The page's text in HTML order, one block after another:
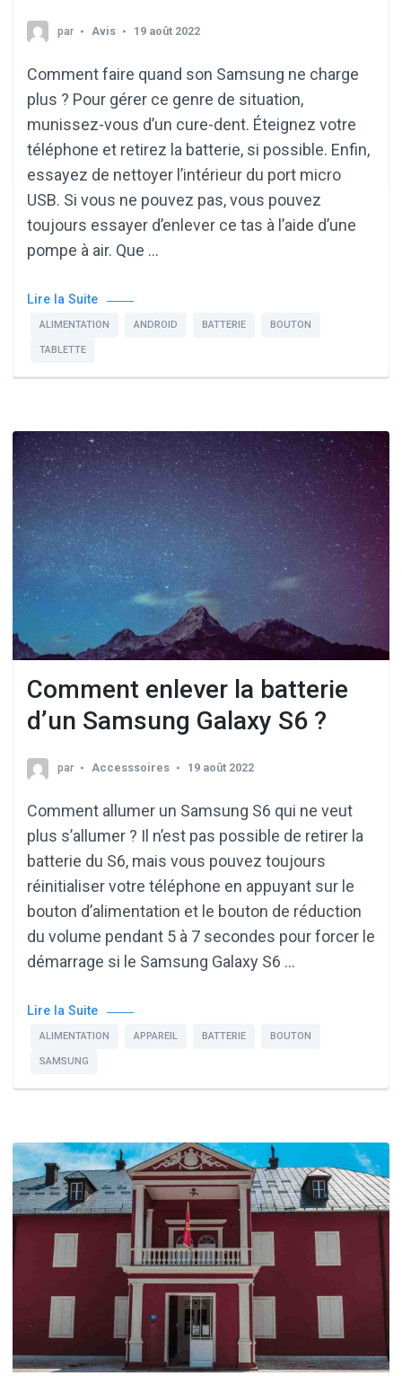
par Avis 19 août 2022
Comment faire quand son Samsung ne charge
plus ? Pour gérer ce genre de situation,
munissez-vous d’un cure-dent. Éteignez votre
téléphone et retirez la batterie, si possible. Enfin,
essayez de nettoyer l’intérieur du port micro
USB. Si vous ne pouvez pas, vous pouvez
toujours essayer d’enlever ce tas à l’aide d’une
pompe à air. Que …
Lire la Suite
ALIMENTATION ANDROID BATTERIE BOUTON
TABLETTE
Comment enlever la batterie
d’un Samsung Galaxy S6 ?
par Accesssoires 19 août 2022
Comment allumer un Samsung S6 qui ne veut
plus s’allumer ? Il n’est pas possible de retirer la
batterie du S6, mais vous pouvez toujours
réinitialiser votre téléphone en appuyant sur le
bouton d’alimentation et le bouton de réduction
du volume pendant 5 à 7 secondes pour forcer le
démarrage si le Samsung Galaxy S6 …
Lire la Suite
ALIMENTATION APPAREIL BATTERIE BOUTON
SAMSUNG